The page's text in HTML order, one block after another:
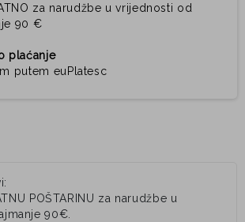
za narudžbe u vrijednosti od
90 €
plaćanje
putem euPlatesc
POŠTARINU za narudžbe u
90€.